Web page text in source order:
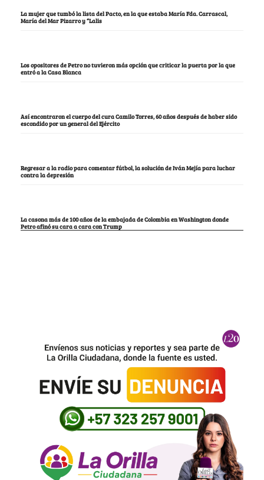
La mujer que tumbó la lista del Pacto, en la que estaba María Fda. Carrascal,
María del Mar Pizarro y “Lalis
Los opositores de Petro no tuvieron más opción que criticar la puerta por la que
entró a la Casa Blanca
Así encontraron el cuerpo del cura Camilo Torres, 60 años después de haber sido
escondido por un general del Ejército
Regresar a la radio para comentar fútbol, la solución de Iván Mejía para luchar
contra la depresión
La casona más de 100 años de la embajada de Colombia en Washington donde
Petro afinó su cara a cara con Trump